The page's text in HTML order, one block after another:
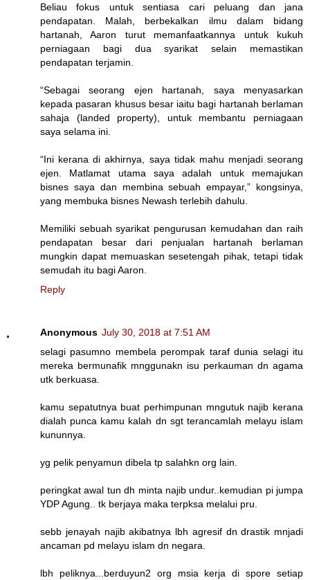
Beliau fokus untuk sentiasa cari peluang dan jana
pendapatan. Malah, berbekalkan ilmu dalam bidang
hartanah, Aaron turut memanfaatkannya untuk kukuh
perniagaan bagi dua syarikat selain memastikan
pendapatan terjamin.
“Sebagai seorang ejen hartanah, saya menyasarkan
kepada pasaran khusus besar iaitu bagi hartanah berlaman
sahaja (landed property), untuk membantu perniagaan
saya selama ini.
“Ini kerana di akhirnya, saya tidak mahu menjadi seorang
ejen. Matlamat utama saya adalah untuk memajukan
bisnes saya dan membina sebuah empayar,” kongsinya,
yang membuka bisnes Newash terlebih dahulu.
Memiliki sebuah syarikat pengurusan kemudahan dan raih
pendapatan besar dari penjualan hartanah berlaman
mungkin dapat memuaskan sesetengah pihak, tetapi tidak
semudah itu bagi Aaron.
Reply
Anonymous July 30, 2018 at 7:51 AM
selagi pasumno membela perompak taraf dunia selagi itu
mereka bermunafik mnggunakn isu perkauman dn agama
utk berkuasa.
kamu sepatutnya buat perhimpunan mngutuk najib kerana
dialah punca kamu kalah dn sgt terancamlah melayu islam
kununnya.
yg pelik penyamun dibela tp salahkn org lain.
peringkat awal tun dh minta najib undur..kemudian pi jumpa
YDP Agung.. tk berjaya maka terpksa melalui pru.
sebb jenayah najib akibatnya lbh agresif dn drastik mnjadi
ancaman pd melayu islam dn negara.
lbh peliknya...berduyun2 org msia kerja di spore setiap